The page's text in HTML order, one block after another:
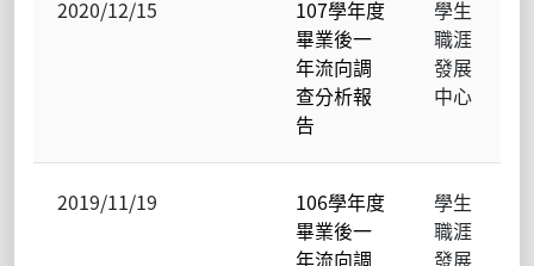
2020/12/15
107學年度
畢業後一
年流向調
查分析報
告
學生
職涯
發展
中心
2019/11/19
106學年度
畢業後一
年流向調
學生
職涯
發展